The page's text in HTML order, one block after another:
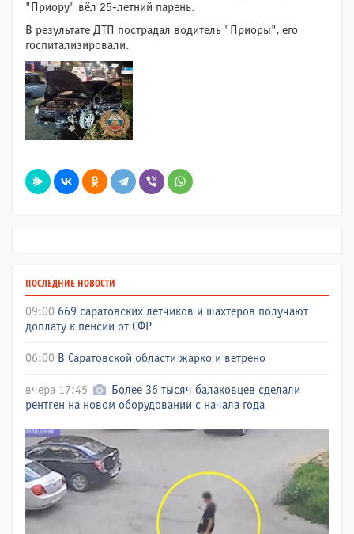
"Приору" вёл 25-летний парень.
В результате ДТП пострадал водитель "Приоры", его
госпитализировали.
ПОСЛЕДНИЕ НОВОСТИ
09:00 669 саратовских летчиков и шахтеров получают
доплату к пенсии от СФР
06:00 В Саратовской области жарко и ветрено
вчера 17:45
Более 36 тысяч балаковцев сделали
рентген на новом оборудовании с начала года